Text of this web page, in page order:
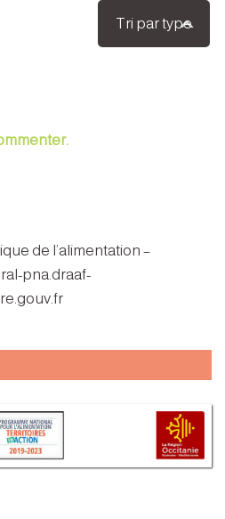
Tri par type
de l’alimentation –
pna.draaf-